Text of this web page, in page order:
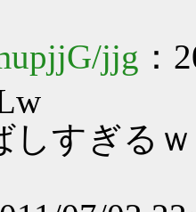
jjg ：
しすぎる